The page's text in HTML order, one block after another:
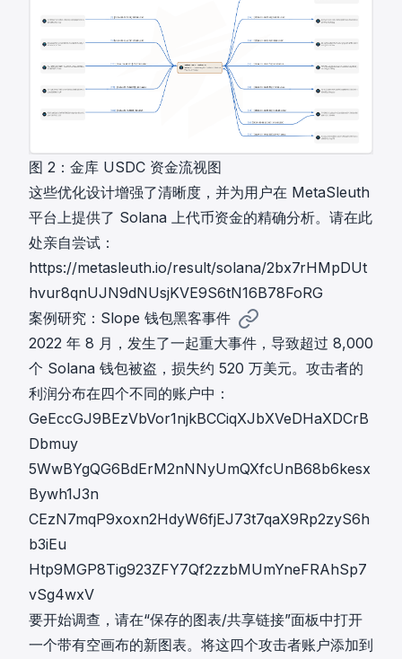
图 2：金库 USDC 资金流视图
这些优化设计增强了清晰度，并为用户在 MetaSleuth
平台上提供了 Solana 上代币资金的精确分析。请在此
处亲自尝试：
https://metasleuth.io/result/solana/2bx7rHMpDUt
hvur8qnUJN9dNUsjKVE9S6tN16B78FoRG
案例研究：Slope 钱包黑客事件
2022 年 8 月，发生了一起重大事件 ，导致超过 8,000
个 Solana 钱包被盗，损失约 520 万美元。攻击者的
利润分布在四个不同的账户中：
GeEccGJ9BEzVbVor1njkBCCiqXJbXVeDHaXDCrB
Dbmuy
5WwBYgQG6BdErM2nNNyUmQXfcUnB68b6kesx
Bywh1J3n
CEzN7mqP9xoxn2HdyW6fjEJ73t7qaX9Rp2zyS6h
b3iEu
Htp9MGP8Tig923ZFY7Qf2zzbMUmYneFRAhSp7
vSg4wxV
要开始调查，请在“保存的图表/共享链接”面板中打开
一个带有空画布的新图表。将这四个攻击者账户添加到